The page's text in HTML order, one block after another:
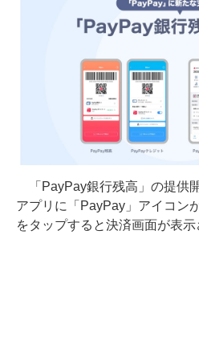
「PayPay銀行残高」の提供
アプリに「PayPay」アイコン
をタップすると決済画面が表示